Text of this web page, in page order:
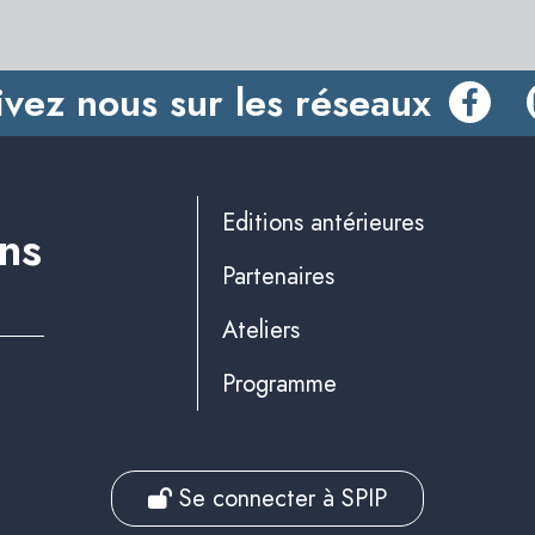
nous sur les réseaux
Editions antérieures
Partenaires
Ateliers
Programme
Se connecter à SPIP